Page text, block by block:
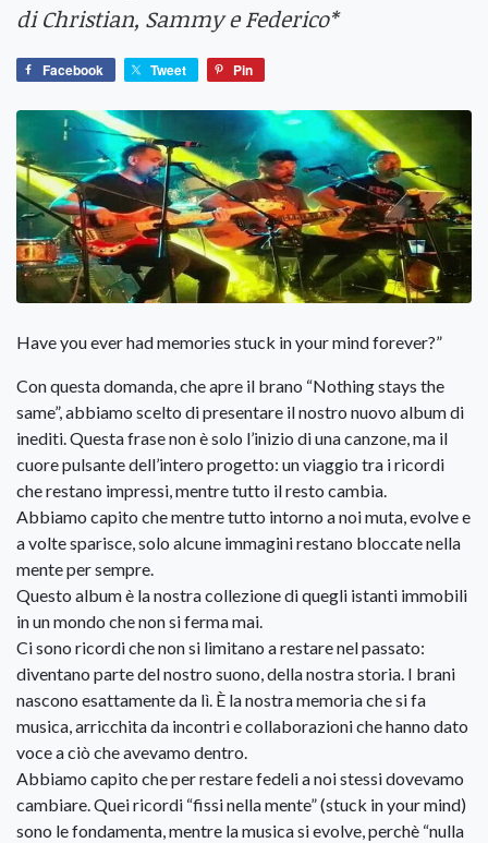
di Christian, Sammy e Federico*
Facebook Tweet Pin
Have you ever had memories stuck in your mind forever?”
Con questa domanda, che apre il brano “Nothing stays the
same”, abbiamo scelto di presentare il nostro nuovo album di
inediti. Questa frase non è solo l’inizio di una canzone, ma il
cuore pulsante dell’intero progetto: un viaggio tra i ricordi
che restano impressi, mentre tutto il resto cambia.
Abbiamo capito che mentre tutto intorno a noi muta, evolve e
a volte sparisce, solo alcune immagini restano bloccate nella
mente per sempre.
Questo album è la nostra collezione di quegli istanti immobili
in un mondo che non si ferma mai.
Ci sono ricordi che non si limitano a restare nel passato:
diventano parte del nostro suono, della nostra storia. I brani
nascono esattamente da lì. È la nostra memoria che si fa
musica, arricchita da incontri e collaborazioni che hanno dato
voce a ciò che avevamo dentro.
Abbiamo capito che per restare fedeli a noi stessi dovevamo
cambiare. Quei ricordi “fissi nella mente” (stuck in your mind)
sono le fondamenta, mentre la musica si evolve, perchè “nulla